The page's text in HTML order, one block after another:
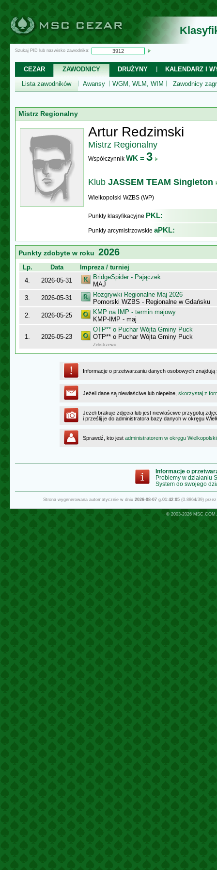
Szukaj PID lub nazwisko zawodnika:
CEZAR ZAWODNICY DRUŻYNY
KALENDARZ I
Lista zawodników
Awansy WGM, WLM, WIM Zawodnicy
Mistrz Regionalny
Artur Redzimski
Mistrz Regionalny
Współczynnik WK = 3
Klub JASSEM TEAM Singleton
Wielkopolski WZBS (WP)
Punkty klasyfikacyjne PKL:
Punkty arcymistrzowskie aPKL:
Punkty zdobyte w roku 2026
Lp. Data
Impreza / turniej
4.
2026-05-31
BridgeSpider - Pajączek
MAJ
3.
2026-05-31
Rozgrywki Regionalne Maj 2026
Pomorski WZBS - Regionalne w Gdańsku
2.
2026-05-25
KMP na IMP - termin majowy
KMP-IMP - maj
1. 2026-05-23
OTP** o Puchar Wójta Gminy Puck
OTP** o Puchar Wójta Gminy Puck
Żelistrzewo
Informacje o przetwarzaniu danych osobowych
Jeżeli dane są niewłaściwe lub niepełne, skorzystaj z
Jeżeli brakuje zdjęcia lub jest niewłaściwe przygotuj
i prześlij je do administratora bazy danych w okręgu
Sprawdź, kto jest administratorem w okręgu
Informacje o
Problemy w działaniu
System do swojego
Strona wygenerowana automatycznie w dniu 2026-08-07g.01:42:05(0.8864/39)
© 2003-2026